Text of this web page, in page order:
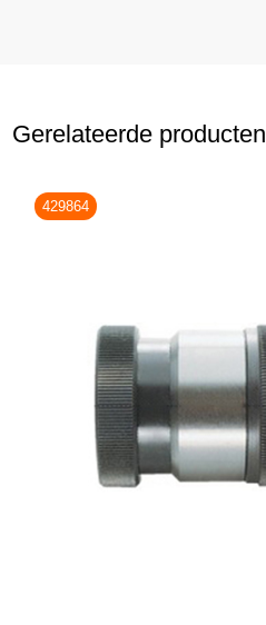
Gerelateerde producten
429864